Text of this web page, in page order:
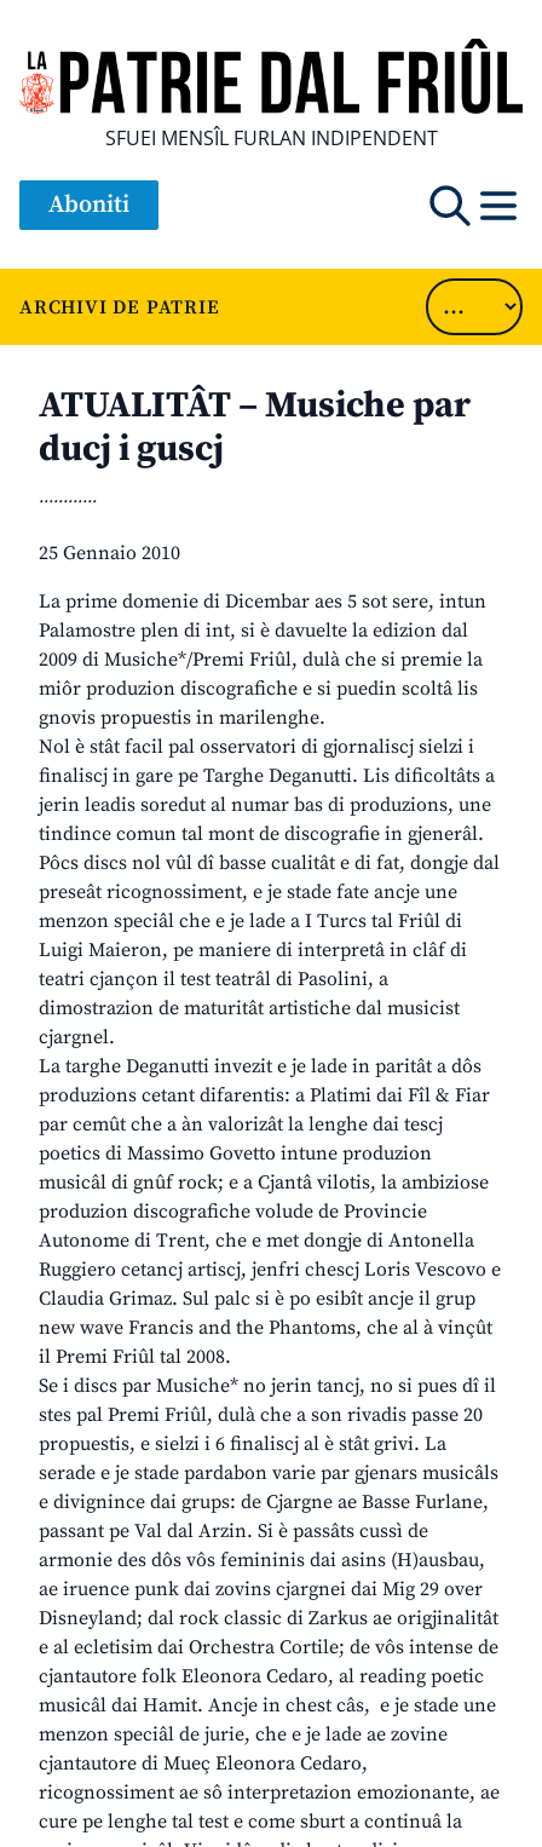
SFUEI MENSÎL FURLAN INDIPENDENT
Aboniti
ARCHIVI DE PATRIE
ATUALITÂT – Musiche par
ducj i guscj
............
25 Gennaio 2010
La prime domenie di Dicembar aes 5 sot sere, intun
Palamostre plen di int, si è davuelte la edizion dal
2009 di Musiche*/Premi Friûl, dulà che si premie la
miôr produzion discografiche e si puedin scoltâ lis
gnovis propuestis in marilenghe.
Nol è stât facil pal osservatori di gjornaliscj sielzi i
finaliscj in gare pe Targhe Deganutti. Lis dificoltâts a
jerin leadis soredut al numar bas di produzions, une
tindince comun tal mont de discografie in gjenerâl.
Pôcs discs nol vûl dî basse cualitât e di fat, dongje dal
preseât ricognossiment, e je stade fate ancje une
menzon speciâl che e je lade a I Turcs tal Friûl di
Luigi Maieron, pe maniere di interpretâ in clâf di
teatri cjançon il test teatrâl di Pasolini, a
dimostrazion de maturitât artistiche dal musicist
cjargnel.
La targhe Deganutti invezit e je lade in paritât a dôs
produzions cetant difarentis: a Platimi dai Fîl & Fiar
par cemût che a àn valorizât la lenghe dai tescj
poetics di Massimo Govetto intune produzion
musicâl di gnûf rock; e a Cjantâ vilotis, la ambiziose
produzion discografiche volude de Provincie
Autonome di Trent, che e met dongje di Antonella
Ruggiero cetancj artiscj, jenfri chescj Loris Vescovo e
Claudia Grimaz. Sul palc si è po esibît ancje il grup
new wave Francis and the Phantoms, che al à vinçût
il Premi Friûl tal 2008.
Se i discs par Musiche* no jerin tancj, no si pues dî il
stes pal Premi Friûl, dulà che a son rivadis passe 20
propuestis, e sielzi i 6 finaliscj al è stât grivi. La
serade e je stade pardabon varie par gjenars musicâls
e divignince dai grups: de Cjargne ae Basse Furlane,
passant pe Val dal Arzin. Si è passâts cussì de
armonie des dôs vôs femininis dai asins (H)ausbau,
ae iruence punk dai zovins cjargnei dai Mig 29 over
Disneyland; dal rock classic di Zarkus ae origjinalitât
e al ecletisim dai Orchestra Cortile; de vôs intense de
cjantautore folk Eleonora Cedaro, al reading poetic
musicâl dai Hamit. Ancje in chest câs, e je stade une
menzon speciâl de jurie, che e je lade ae zovine
cjantautore di Mueç Eleonora Cedaro,
ricognossiment ae sô interpretazion emozionante, ae
cure pe lenghe tal test e come sburt a continuâ la